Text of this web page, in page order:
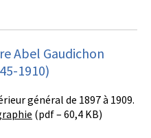
Abel Gaudichon
1910)
général de 1897 à 1909.
(pdf – 60,4 KB)